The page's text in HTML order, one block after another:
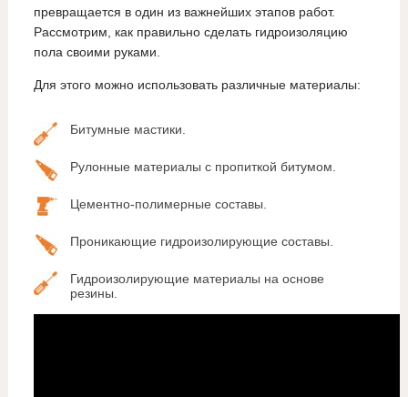
превращается в один из важнейших этапов работ.
Рассмотрим, как правильно сделать гидроизоляцию
пола своими руками.
Для этого можно использовать различные материалы:
Битумные мастики.
Рулонные материалы с пропиткой битумом.
Цементно-полимерные составы.
Проникающие гидроизолирующие составы.
Гидроизолирующие материалы на основе
резины.